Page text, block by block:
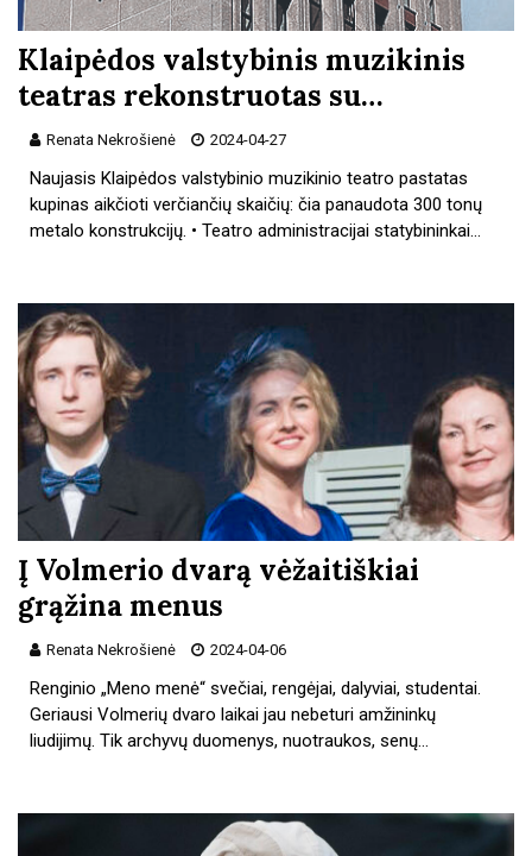
Klaipėdos valstybinis muzikinis
teatras rekonstruotas su…
Renata Nekrošienė 2024-04-27
Naujasis Klaipėdos valstybinio muzikinio teatro pastatas
kupinas aikčioti verčiančių skaičių: čia panaudota 300 tonų
metalo konstrukcijų. • Teatro administracijai statybininkai…
Į Volmerio dvarą vėžaitiškiai
grąžina menus
Renata Nekrošienė 2024-04-06
Renginio „Meno menė“ svečiai, rengėjai, dalyviai, studentai.
Geriausi Volmerių dvaro laikai jau nebeturi amžininkų
liudijimų. Tik archyvų duomenys, nuot­raukos, senų…